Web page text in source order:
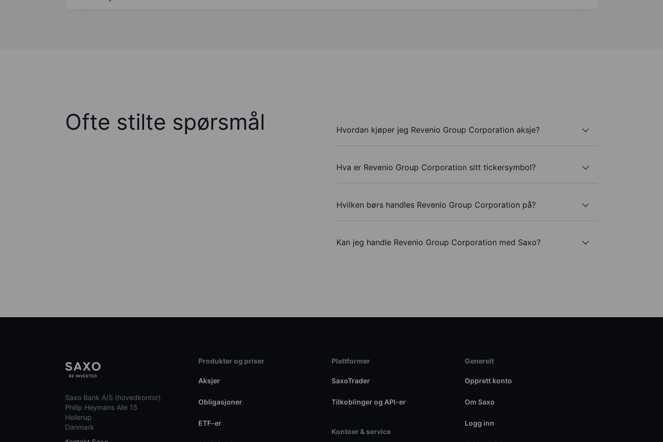
Ofte stilte spørsmål Hvordan kjøper jeg Revenio Group Corporation aksje?
Hva er Revenio Group Corporation sitt tickersymbol?
Hvilken børs handles Revenio Group Corporation på?
Kan jeg handle Revenio Group Corporation med Saxo?
Saxo Bank A/S (hovedkontor)
Philip Heymans Alle 15
Hellerup
Danmark
Produkter og priser
Aksjer
Obligasjoner
ETF-er
Plattformer
SaxoTrader
Tilkoblinger og API-er
Kontoer & service
Generelt
Opprett konto
Om Saxo
Logg inn